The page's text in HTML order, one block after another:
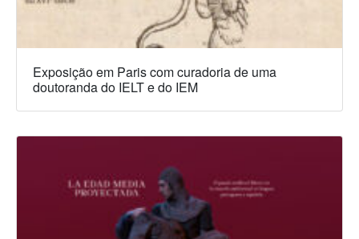
Exposição em Paris com curadoria de uma
doutoranda do IELT e do IEM